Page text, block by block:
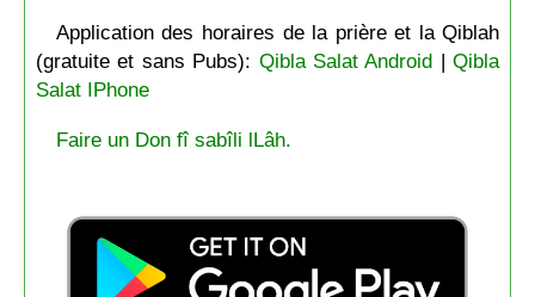
Application des horaires de la prière et la Qiblah
(gratuite et sans Pubs): Qibla Salat Android |Qibla
Salat IPhone
Faire un Don fî sabîli lLâh.